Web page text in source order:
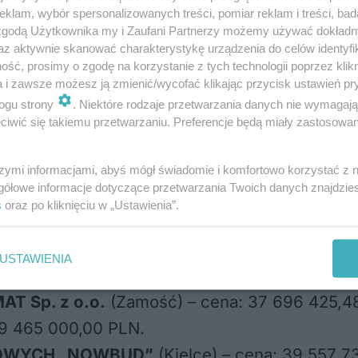
mieszkańcy Lublina
które złożyły oferty w przetargu na
– cena: 32 308 328,69 PLN.
(Lublin) – cena: 32 562
ODPOWIEDZIALNOŚCIĄ
(Radom)
(Rzeszów) – cena: 35
PLN.
Sp. z o.o. (Zamość) – cena: 37 696
465 000,00 PLN.
wybór spersonalizowanych treści, pomiar reklam i treści,
Użytkownika my i Zaufani Partnerzy możemy używać
aktywnie skanować charakterystykę urządzenia do celów
prosimy o zgodę na korzystanie z tych technologii poprzez
i zawsze możesz ją zmienić/wycofać klikając przycisk ustawień
strony
. Niektóre rodzaje przetwarzania danych nie
się takiemu przetwarzaniu. Preferencje będą miały
informacjami, abyś mógł świadomie i komfortowo korzystać z
informacje dotyczące przetwarzania Twoich danych
oraz po kliknięciu w „Ustawienia”.
USTAWIENIA